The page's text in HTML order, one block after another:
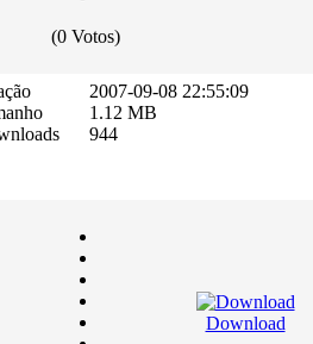
(0 Votos)
2007-09-08 22:55:09
1.12 MB
944
Download